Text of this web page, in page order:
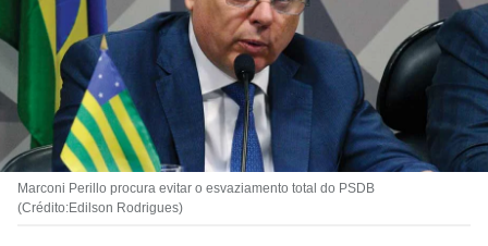
Marconi Perillo procura evitar o esvaziamento total do PSDB
(Crédito:Edilson Rodrigues)